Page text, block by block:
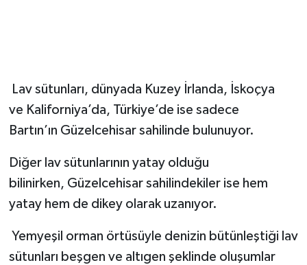
Lav sütunları, dünyada Kuzey İrlanda, İskoçya
ve Kaliforniya’da, Türkiye’de ise sadece
Bartın’ın Güzelcehisar sahilinde bulunuyor.
Diğer lav sütunlarının yatay olduğu
bilinirken, Güzelcehisar sahilindekiler ise hem
yatay hem de dikey olarak uzanıyor.
Yemyeşil orman örtüsüyle denizin bütünleştiği lav
sütunları beşgen ve altıgen şeklinde oluşumlar